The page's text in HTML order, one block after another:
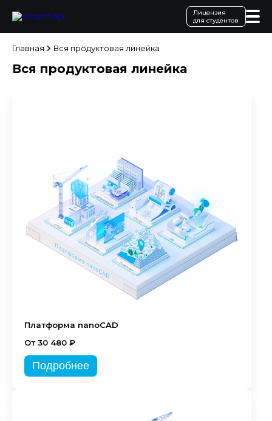
Лицензия
для студентов
Главная Вся продуктовая линейка
Вся продуктовая линейка
Платформа nanoCAD
От 30 480 ₽
Подробнее